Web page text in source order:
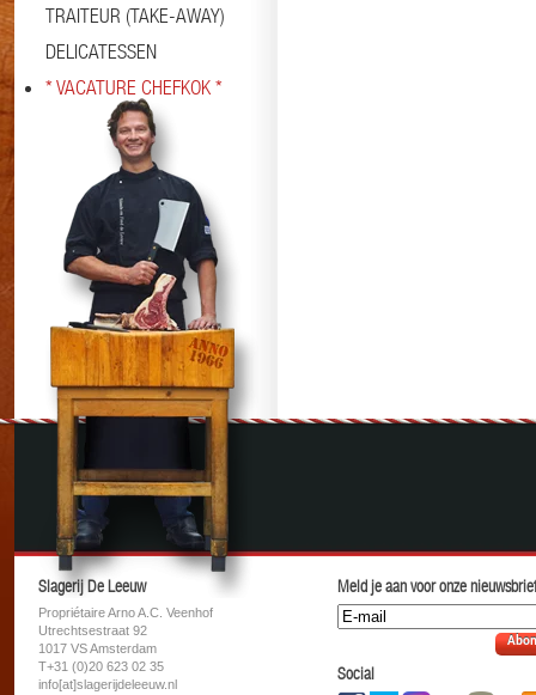
TRAITEUR (TAKE-AWAY)
DELICATESSEN
* VACATURE CHEFKOK *
Slagerij De Leeuw
Propriétaire Arno A.C. Veenhof
Utrechtsestraat 92
1017 VS Amsterdam
T+31 (0)20 623 02 35
info[at]slagerijdeleeuw.nl
Meld je aan voor onze
Social